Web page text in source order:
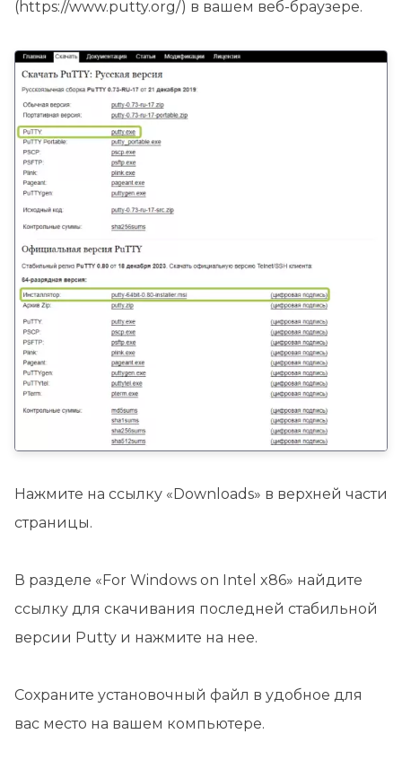
(https://www.putty.org/) в вашем веб-браузере.
Нажмите на ссылку «Downloads» в верхней части
страницы.
В разделе «For Windows on Intel x86» найдите
ссылку для скачивания последней стабильной
версии Putty и нажмите на нее.
Сохраните установочный файл в удобное для
вас место на вашем компьютере.